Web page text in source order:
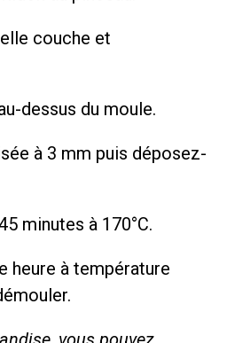
couche et
dessus du moule.
à 3 mm puis déposez-
minutes à 170°C.
heure à température